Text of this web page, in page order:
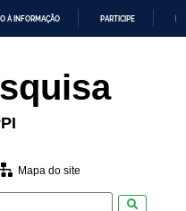
À INFORMAÇÃO PARTICIPE
Mapa do site